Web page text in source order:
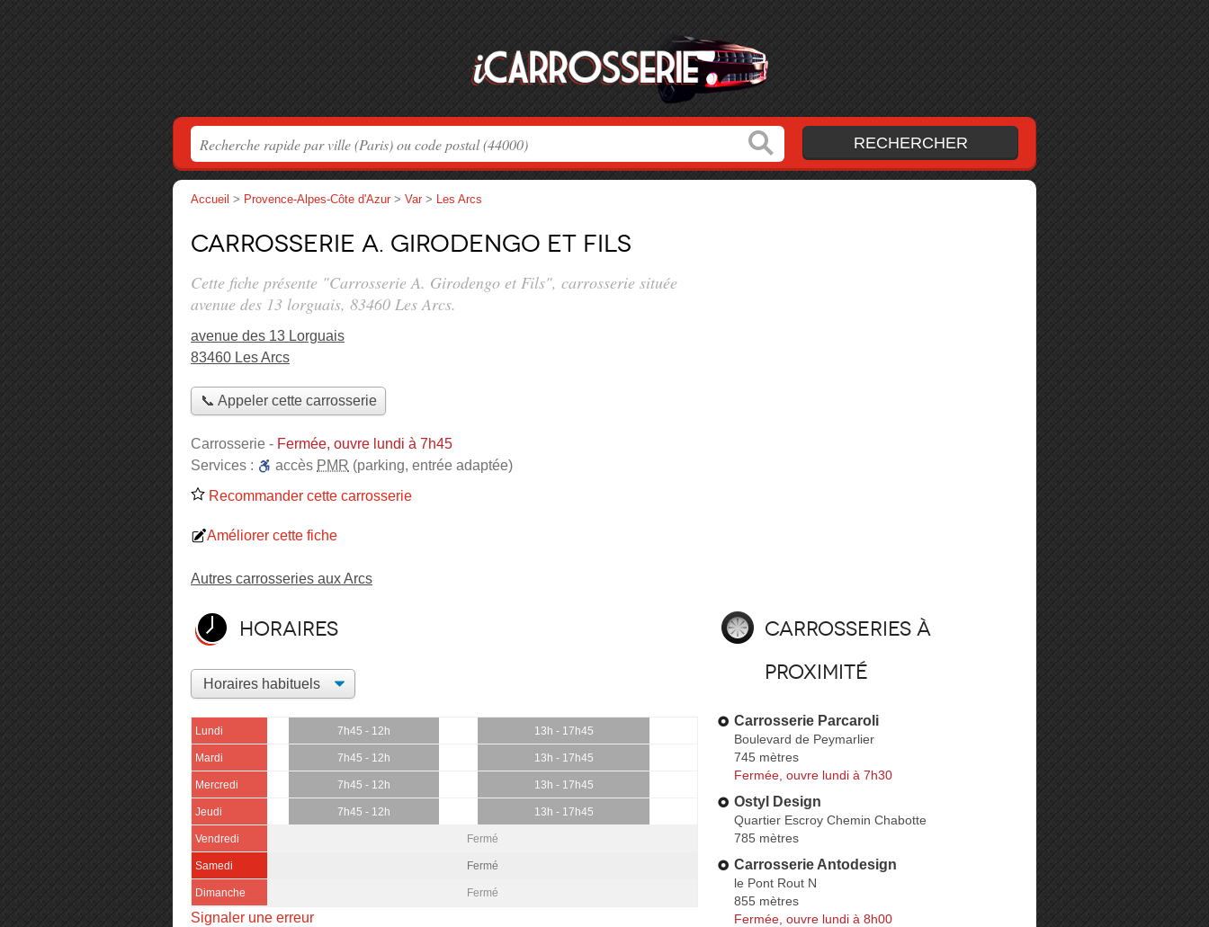
Accueil > Provence-Alpes-Côte d'Azur > Var > Les Arcs
Carrosserie A. Girodengo et Fils
Cette fiche présente "Carrosserie A. Girodengo et Fils", carrosserie située
avenue des 13 lorguais, 83460 Les Arcs.
avenue des 13 Lorguais
83460 Les Arcs
📞 Appeler cette carrosserie
Carrosserie - Fermée, ouvre lundi à 7h45
Services :
accès PMR (parking, entrée adaptée)
Recommander cette carrosserie
Améliorer cette fiche
Autres carrosseries aux Arcs
Horaires
Lundi 7h45 - 12h 13h - 17h45
Mardi 7h45 - 12h 13h - 17h45
Mercredi 7h45 - 12h 13h - 17h45
Jeudi 7h45 - 12h 13h - 17h45
Vendredi Fermé
Samedi Fermé
Dimanche Fermé
Signaler une erreur
Carrosseries à
proximité
Carrosserie Parcaroli
Boulevard de Peymarlier
745 mètres
Fermée, ouvre lundi à 7h30
Ostyl Design
Quartier Escroy Chemin Chabotte
785 mètres
Carrosserie Antodesign
le Pont Rout N
855 mètres
Fermée, ouvre lundi à 8h00